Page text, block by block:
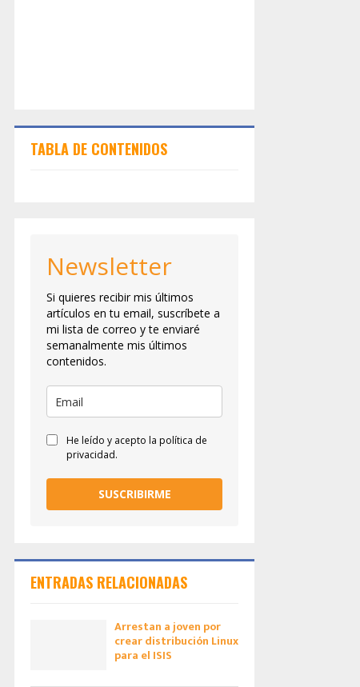
TABLA DE CONTENIDOS
Newsletter
Si quieres recibir mis últimos
artículos en tu email, suscríbete a
mi lista de correo y te enviaré
semanalmente mis últimos
contenidos.
He leído y acepto la política de
privacidad.
SUSCRIBIRME
ENTRADAS RELACIONADAS
Arrestan a joven por
crear distribución Linux
para el ISIS